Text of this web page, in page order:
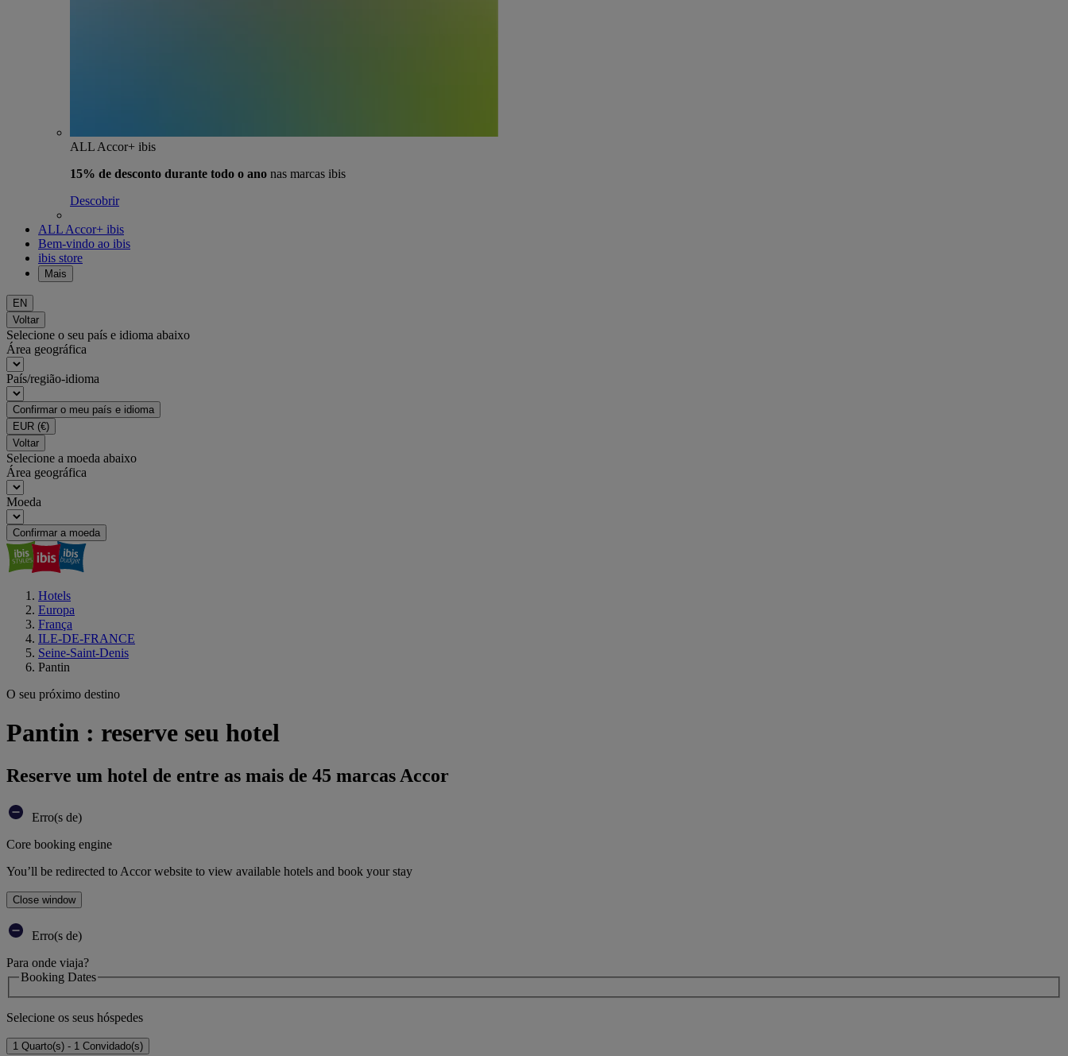
ALL Accor+ ibis
15% de desconto durante todo o ano nas marcas ibis
Descobrir
ALL Accor+ ibis
Bem-vindo ao ibis
ibis store
Mais
EN
Voltar
Selecione o seu país e idioma abaixo
Área geográfica
País/região-idioma
Confirmar o meu país e idioma
EUR (€)
Voltar
Selecione a moeda abaixo
Área geográfica
Moeda
Confirmar a moeda
Hotels
Europa
França
ILE-DE-FRANCE
Seine-Saint-Denis
Pantin
O seu próximo destino
Pantin : reserve seu hotel
Reserve um hotel de entre as mais de 45 marcas Accor
Erro(s de)
Core booking engine
You’ll be redirected to Accor website to view available hotels and book your stay
Close window
Erro(s de)
Para onde viaja?
Booking Dates
Selecione os seus hóspedes
1 Quarto(s) - 1 Convidado(s)